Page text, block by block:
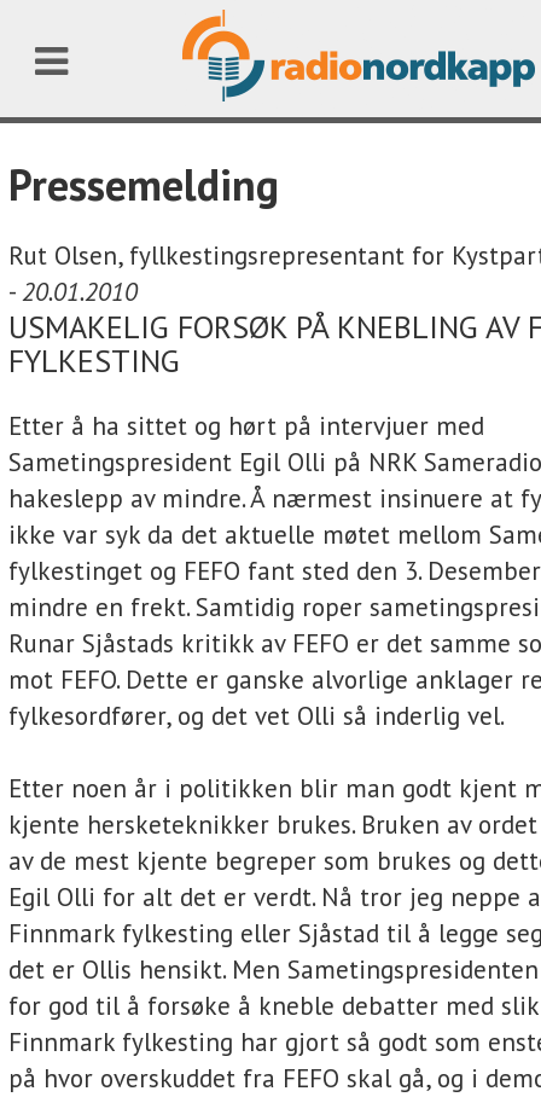
Pressemelding
Rut Olsen, fyllkestingsrepresentant for
-20.01.2010
USMAKELIG FORSØK PÅ KNEBLING AV
FYLKESTING
Etter å ha sittet og hørt på intervjuer med
Sametingspresident Egil Olli på NRK
hakeslepp av mindre. Å nærmest insinuere at
ikke var syk da det aktuelle møtet mellom
fylkestinget og FEFO fant sted den 3.
mindre en frekt. Samtidig roper
Runar Sjåstads kritikk av FEFO er det samme
mot FEFO. Dette er ganske alvorlige anklager
fylkesordfører, og det vet Olli så inderlig vel.
Etter noen år i politikken blir man godt kjent
kjente hersketeknikker brukes. Bruken av
av de mest kjente begreper som brukes og
Egil Olli for alt det er verdt. Nå tror jeg neppe
Finnmark fylkesting eller Sjåstad til å legge
det er Ollis hensikt. Men
for god til å forsøke å kneble debatter med
Finnmark fylkesting har gjort så godt som
på hvor overskuddet fra FEFO skal gå, og i